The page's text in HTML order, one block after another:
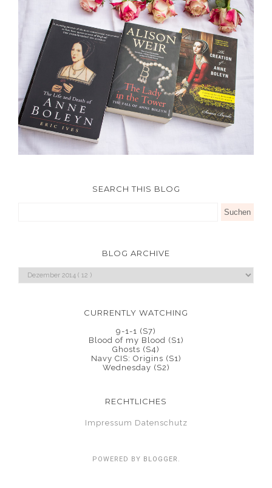
SEARCH THIS BLOG
BLOG ARCHIVE
CURRENTLY WATCHING
9-1-1 (S7)
Blood of my Blood (S1)
Ghosts (S4)
Navy CIS: Origins (S1)
Wednesday (S2)
RECHTLICHES
Impressum Datenschutz
POWERED BY BLOGGER .